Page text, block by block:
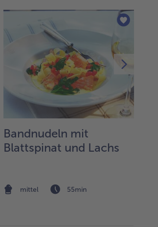
Bandnudeln mit
Blattspinat und Lachs
mittel 55min